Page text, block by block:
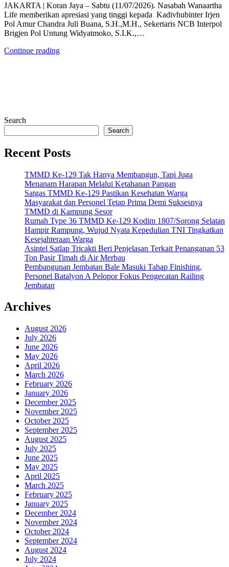
JAKARTA | Koran Jaya – Sabtu (11/07/2026). Nasabah Wanaartha
Life memberikan apresiasi yang tinggi kepada Kadivhubinter Irjen
Pol Amur Chandra Juli Buana, S.H.,M.H., Sekertaris NCB Interpol
Brigjen Pol Untung Widyatmoko, S.I.K.,…
Continue reading
Search
Search
Recent Posts
TMMD Ke-129 Tak Hanya Membangun, Tapi Juga
Menanam Harapan Melalui Ketahanan Pangan
Satgas TMMD Ke-129 Pastikan Kesehatan Warga
Masyarakat dan Personel Tetap Prima Demi Suksesnya
TMMD di Kampung Sesor
Rumah Type 36 TMMD Ke-129 Kodim 1807/Sorong Selatan
Hampir Rampung, Wujud Nyata Kepedulian TNI Tingkatkan
Kesejahteraan Warga
Asintel Satlap Tricakti Beri Penjelasan Terkait Penanganan 53
Ton Pasir Timah di Air Merbau
Pembangunan Jembatan Bale Masuki Tahap Finishing,
Personel Batalyon A Pelopor Fokus Pengecatan Railing
Jembatan
Archives
August 2026
July 2026
June 2026
May 2026
April 2026
March 2026
February 2026
January 2026
December 2025
November 2025
October 2025
September 2025
August 2025
July 2025
June 2025
May 2025
April 2025
March 2025
February 2025
January 2025
December 2024
November 2024
October 2024
September 2024
August 2024
July 2024